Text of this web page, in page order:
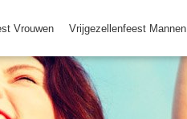
Vrouwen Vrijgezellenfeest Mannen